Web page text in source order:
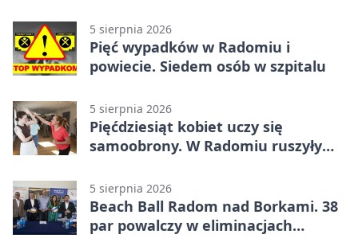
5 sierpnia 2026
Pięć wypadków w Radomiu i
powiecie. Siedem osób w szpitalu
5 sierpnia 2026
Pięćdziesiąt kobiet uczy się
samoobrony. W Radomiu ruszyły
5 sierpnia 2026
Beach Ball Radom nad Borkami. 38
par powalczy w eliminacjach